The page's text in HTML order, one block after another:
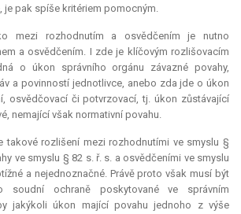
je pak spíše kritériem pomocným.
mezi rozhodnutím a osvědčením je nutno
a osvědčením. I zde je klíčovým rozlišovacím
o úkon správního orgánu závazné povahy,
a povinností jednotlivce, anebo zda jde o úkon
osvědčovací či potvrzovací, tj. úkon zůstávající
nemající však normativní povahu.
takové rozlišení mezi rozhodnutími ve smyslu §
ve smyslu § 82 s. ř. s. a osvědčeními ve smyslu
a nejednoznačné. Právě proto však musí být
soudní ochraně poskytované ve správním
jakýkoli úkon mající povahu jednoho z výše